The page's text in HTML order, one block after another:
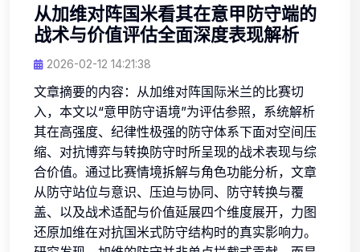
从加维对阵国米看其在意甲防守端的
战术与价值评估全面深度表现解析
2026-02-12 14:21:38
文章摘要的内容：从加维对阵国际米兰的比赛切
入，本文以“意甲防守语境”为评估参照，系统解析
其在高强度、纪律性极强的防守体系下面对空间压
缩、对抗博弈与转换防守时所呈现的战术表现与综
合价值。通过比赛情境拆解与角色功能分析，文章
从防守站位与意识、压迫与协同、防守转换与覆
盖、以及战术适配与价值延展四个维度展开，力图
还原加维在对抗国米式防守结构时的真实影响力。